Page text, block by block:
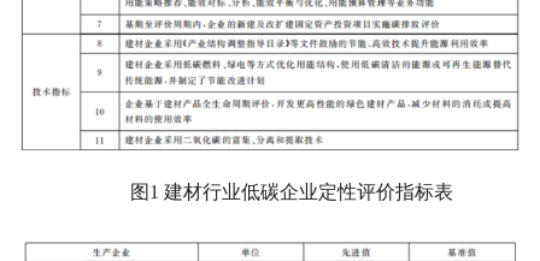
图1 建材行业低碳企业定性评价指标表